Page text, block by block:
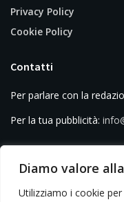
Diamo valore
Utilizziamo i cookie
Privacy Policy
Cookie Policy
Contatti
Per parlare con la
Per la tua pubblicità: